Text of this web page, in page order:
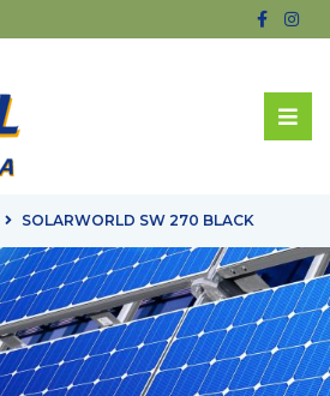
SOLARWORLD SW 270 BLACK